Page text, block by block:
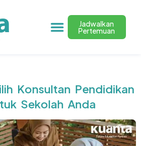
Jadwalkan
Pertemuan
Konsultan Pendidikan
Sekolah Anda